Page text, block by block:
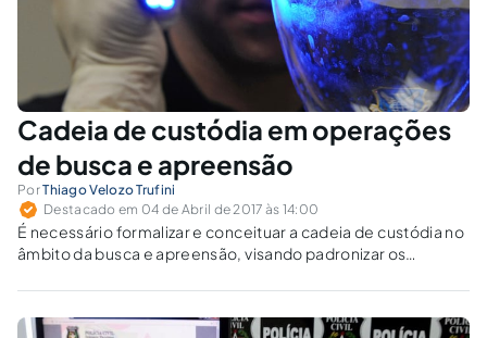
Cadeia de custódia em operações
de busca e apreensão
PorThiago Velozo Trufini
Destacado em 04 de Abril de 2017 às 14:00
É necessário formalizar e conceituar a cadeia de custódia no
âmbito da busca e apreensão, visando padronizar os